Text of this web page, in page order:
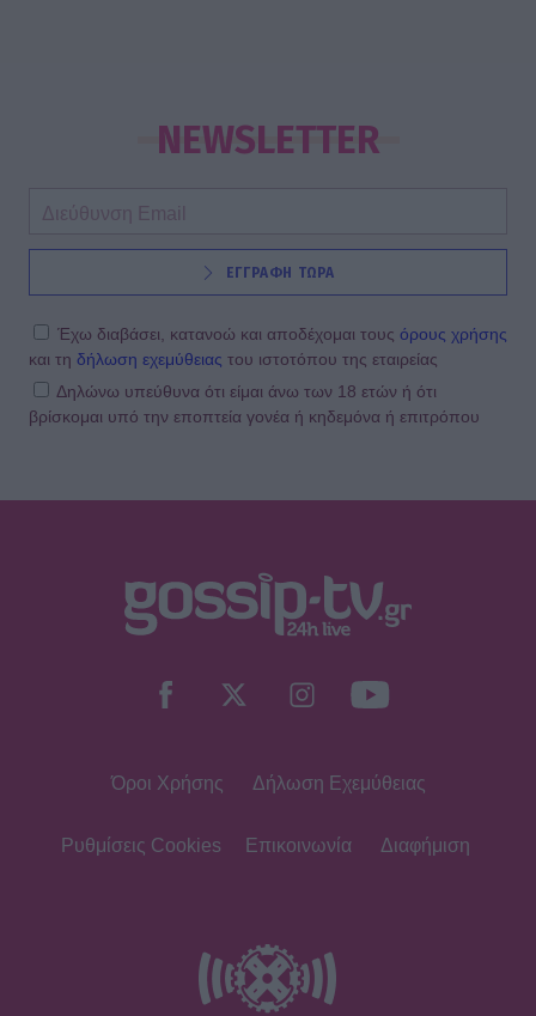
NEWSLETTER
ΕΓΓΡΑΦΗ ΤΩΡΑ
Έχω διαβάσει, κατανοώ και αποδέχομαι τους όρους χρήσης
και τη δήλωση εχεμύθειας του ιστοτόπου της εταιρείας
Δηλώνω υπεύθυνα ότι είμαι άνω των 18 ετών ή ότι
βρίσκομαι υπό την εποπτεία γονέα ή κηδεμόνα ή επιτρόπου
Όροι Χρήσης Δήλωση Εχεμύθειας
Ρυθμίσεις Cookies Επικοινωνία Διαφήμιση